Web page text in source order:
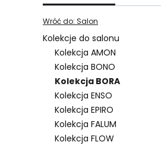
Wróć do: Salon
Kolekcje do salonu
Kolekcja AMON
Kolekcja BONO
Kolekcja BORA
Kolekcja ENSO
Kolekcja EPIRO
Kolekcja FALUM
Kolekcja FLOW